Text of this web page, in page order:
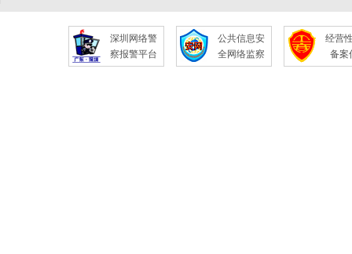
深圳网络警
察报警平台
公共信息安
全网络监察
经营
备案